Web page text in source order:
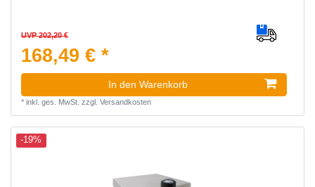
UVP 202,20 €
168,49 € *
In den Warenkorb
* inkl. ges. MwSt. zzgl. Versandkosten
-19%